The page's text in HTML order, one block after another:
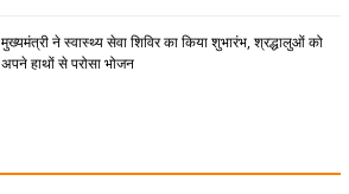
मुख्यमंत्री ने स्वास्थ्य सेवा शिविर का किया शुभारंभ, श्रद्धालुओं को
अपने हाथों से परोसा भोजन